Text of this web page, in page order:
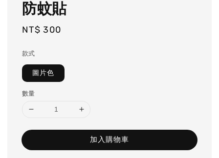
防蚊貼
Regular
NT$ 300
款式
圖片色
數量
加入購物車